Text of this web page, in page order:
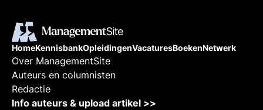
HomeKennisbankOpleidingenVacaturesBoekenNetwerk
Over ManagementSite
Auteurs en columnisten
Redactie
Info auteurs & upload artikel >>